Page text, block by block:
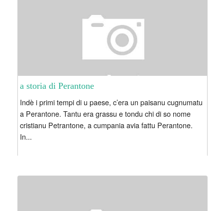
a storia di Perantone
Indè i primi tempi di u paese, c’era un paisanu cugnumatu
a Perantone. Tantu era grassu e tondu chi di so nome
cristianu Petrantone, a cumpania avia fattu Perantone.
In...